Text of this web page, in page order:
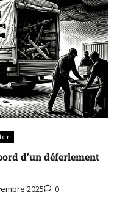
d’un déferlement
2025 0